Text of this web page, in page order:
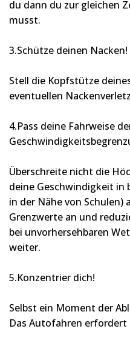
du dann du zur gleichen
musst.
3.Schütze deinen Nacken!
Stell die Kopfstütze
eventuellen
4.Pass deine Fahrweise
Überschreite nicht die
deine Geschwindigkeit in
in der Nähe von Schulen)
Grenzwerte an und
bei unvorhersehbaren
weiter.
5.Konzentrier dich!
Selbst ein Moment der
Das Autofahren